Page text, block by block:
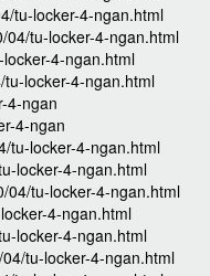
tu-locker-4-ngan.html
04/tu-locker-4-ngan.html
4-ngan.html
locker-4-ngan.html
4-ngan
4-ngan
tu-locker-4-ngan.html
locker-4-ngan.html
04/tu-locker-4-ngan.html
4-ngan.html
locker-4-ngan.html
tu-locker-4-ngan.html